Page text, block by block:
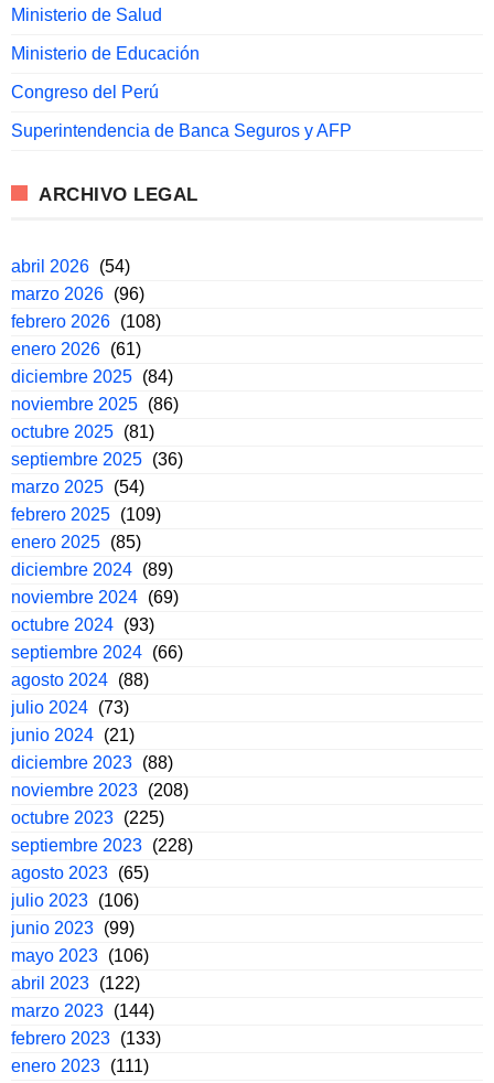
Ministerio de Salud
Ministerio de Educación
Congreso del Perú
Superintendencia de Banca Seguros y AFP
ARCHIVO LEGAL
abril 2026 (54)
marzo 2026 (96)
febrero 2026 (108)
enero 2026 (61)
diciembre 2025 (84)
noviembre 2025 (86)
octubre 2025 (81)
septiembre 2025 (36)
marzo 2025 (54)
febrero 2025 (109)
enero 2025 (85)
diciembre 2024 (89)
noviembre 2024 (69)
octubre 2024 (93)
septiembre 2024 (66)
agosto 2024 (88)
julio 2024 (73)
junio 2024 (21)
diciembre 2023 (88)
noviembre 2023 (208)
octubre 2023 (225)
septiembre 2023 (228)
agosto 2023 (65)
julio 2023 (106)
junio 2023 (99)
mayo 2023 (106)
abril 2023 (122)
marzo 2023 (144)
febrero 2023 (133)
enero 2023 (111)